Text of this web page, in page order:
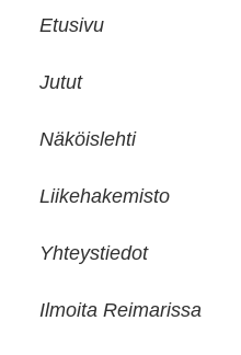
Etusivu
Jutut
Näköislehti
Liikehakemisto
Yhteystiedot
Ilmoita Reimarissa